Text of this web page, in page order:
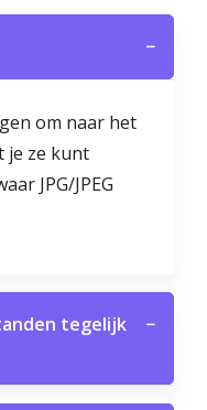
−
om naar het
je ze kunt
JPG/JPEG
tegelijk
−